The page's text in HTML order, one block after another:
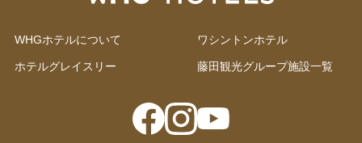
WHGホテルについて ワシントンホテル
ホテルグレイスリー 藤田観光グループ施設一覧